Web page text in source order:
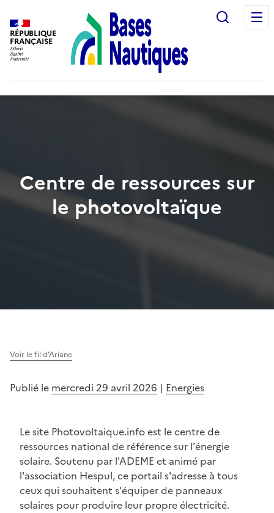
RÉPUBLIQUE
FRANÇAISE
Centre de ressources sur
le photovoltaïque
Voir le fil d’Ariane
Publié le mercredi 29 avril 2026 | Energies
Le site Photovoltaique.info est le centre de
ressources national de référence sur l'énergie
solaire. Soutenu par l'ADEME et animé par
l'association Hespul, ce portail s'adresse à tous
ceux qui souhaitent s'équiper de panneaux
solaires pour produire leur propre électricité.